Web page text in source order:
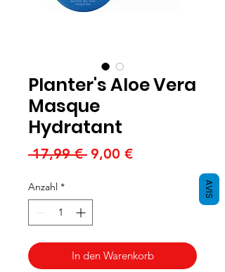
Planter's Aloe Vera
Masque
Hydratant
17,99 € Standardpreis
9,00 €Sale-
Anzahl *
In den Warenkorb
AVIS